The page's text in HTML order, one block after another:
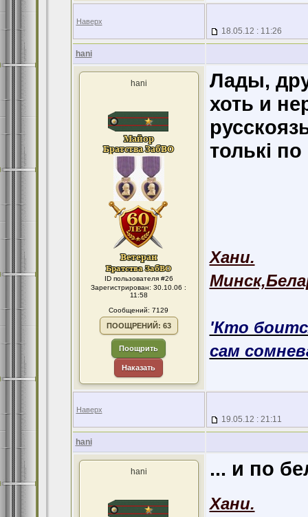
Наверх
18.05.12 : 11:26
hani
hani
ID пользователя #26
Зарегистрирован: 30.10.06 :
11:58
Сообщений: 7129
ПООЩРЕНИЙ: 63
Поощрить
Наказать
Лады,
хоть и
толькi по
Хани.
'Кто
сам
Наверх
19.05.12 : 21:11
hani
hani ... и по
Хани.